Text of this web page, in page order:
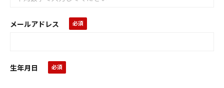
メールアドレス
生年月日